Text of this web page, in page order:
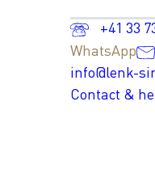
+41 33
WhatsApp
info@lenk-
Contact &